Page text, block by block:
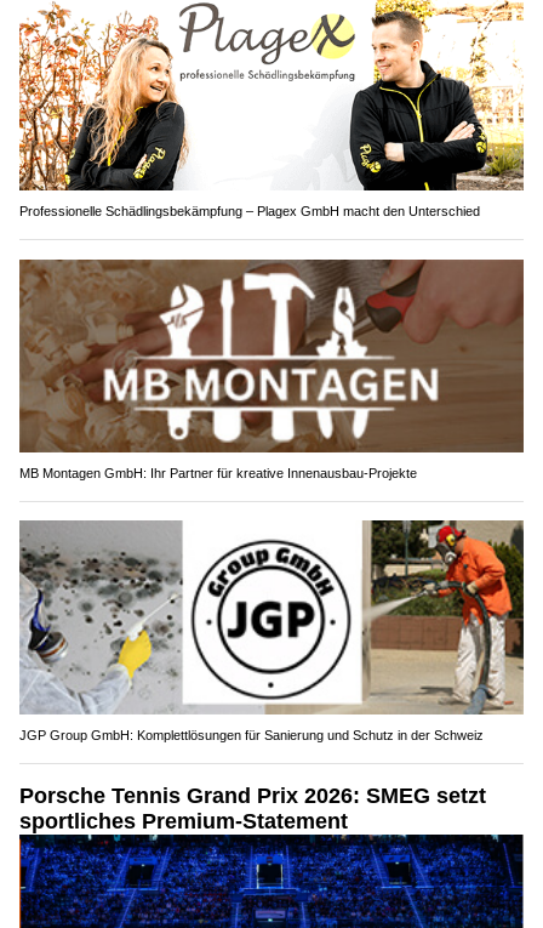
Professionelle Schädlingsbekämpfung – Plagex GmbH macht den Unterschied
MB Montagen GmbH: Ihr Partner für kreative Innenausbau-Projekte
JGP Group GmbH: Komplettlösungen für Sanierung und Schutz in der Schweiz
Porsche Tennis Grand Prix 2026: SMEG setzt
sportliches Premium-Statement